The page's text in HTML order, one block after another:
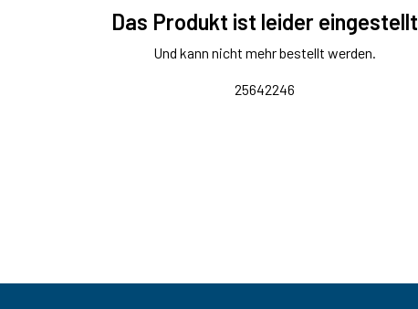
Das Produkt ist leider eingestellt
Und kann nicht mehr bestellt werden.
25642246